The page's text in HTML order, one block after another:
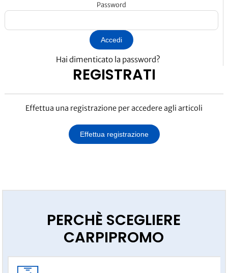
Password
Accedi
Hai dimenticato la password?
REGISTRATI
Effettua una registrazione per accedere agli articoli
Effettua registrazione
PERCHÈ SCEGLIERE
CARPIPROMO